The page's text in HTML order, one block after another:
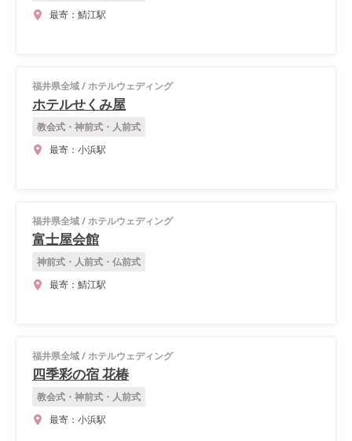
最寄： 鯖江駅
福井県全域/ホテルウェディング
ホテルせくみ屋
教会式・神前式・人前式
最寄： 小浜駅
福井県全域/ホテルウェディング
富士屋会館
神前式・人前式・仏前式
最寄： 鯖江駅
福井県全域/ホテルウェディング
四季彩の宿 花椿
教会式・神前式・人前式
最寄： 小浜駅